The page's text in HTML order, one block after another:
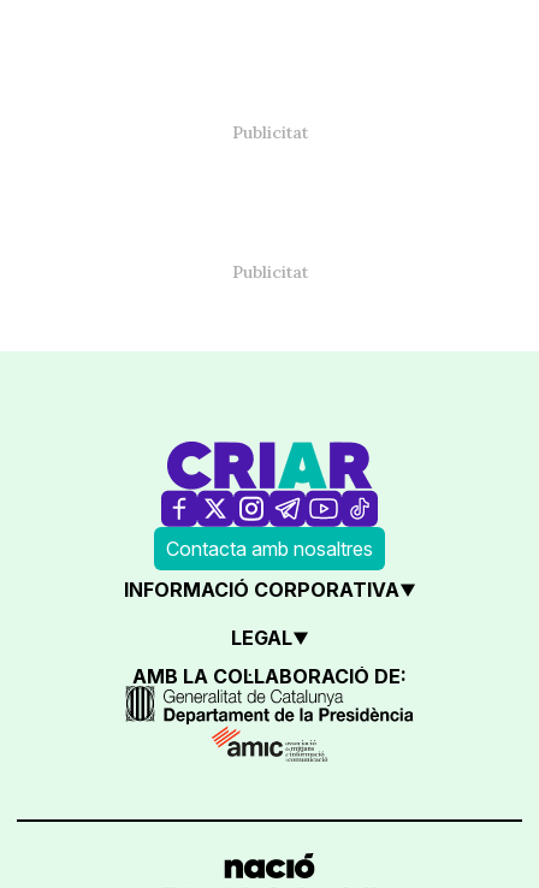
Contacta amb nosaltres
INFORMACIÓ CORPORATIVA
LEGAL
AMB LA COL·LABORACIÓ DE: